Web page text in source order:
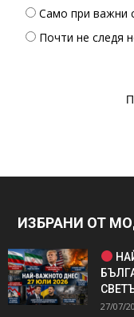
Само при важни
Почти не следя
ИЗБРАНИ ОТ
27/07/